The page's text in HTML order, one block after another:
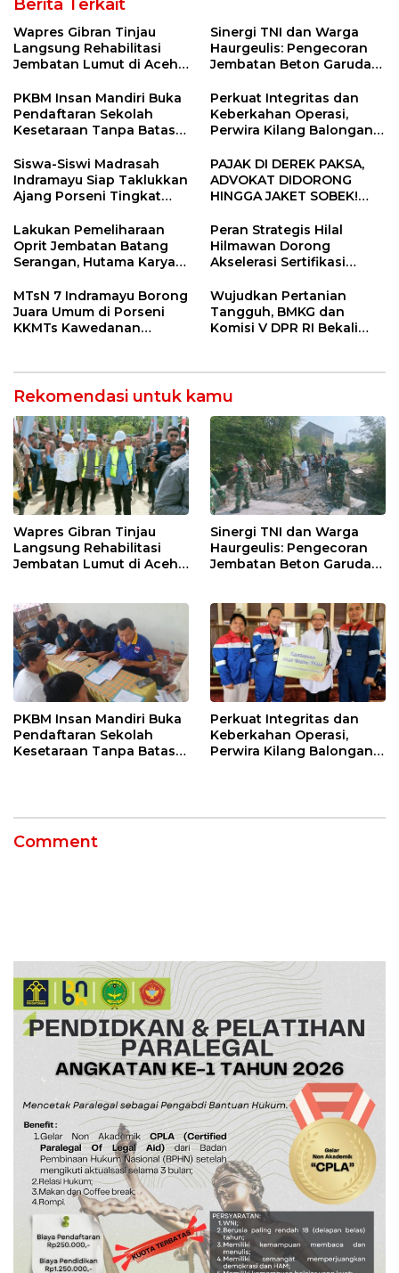
Berita Terkait
Wapres Gibran Tinjau
Langsung Rehabilitasi
Jembatan Lumut di Aceh
Konektivitas Pulih Cepat
Sinergi TNI dan Warga
Haurgeulis: Pengecoran
Jembatan Beton Garuda
PKBM Insan Mandiri Buka
Pendaftaran Sekolah
Kesetaraan Tanpa Batas
Perkuat Integritas dan
Keberkahan Operasi,
Perwira Kilang Balongan
Siswa-Siswi Madrasah
Indramayu Siap Taklukkan
Ajang Porseni Tingkat
PAJAK DI DEREK PAKSA,
ADVOKAT DIDORONG
HINGGA JAKET SOBEK!
Ngamuk Kepung Polresta
Pekanbaru!
Lakukan Pemeliharaan
Oprit Jembatan Batang
Serangan, Hutama Karya
55 Tol Binjai–Langsa
Peran Strategis Hilal
Hilmawan Dorong
Akselerasi Sertifikasi
Entaskan Kemiskinan di
Indramayu
MTsN 7 Indramayu Borong
Juara Umum di Porseni
KKMTs Kawedanan
Wujudkan Pertanian
Tangguh, BMKG dan
Komisi V DPR RI Bekali
Rekomendasi untuk kamu
Wapres Gibran Tinjau
Langsung Rehabilitasi
Jembatan Lumut di Aceh
Sinergi TNI dan Warga
Haurgeulis: Pengecoran
Jembatan Beton Garuda
PKBM Insan Mandiri Buka
Pendaftaran Sekolah
Kesetaraan Tanpa Batas
Perkuat Integritas dan
Keberkahan Operasi,
Perwira Kilang Balongan
Comment